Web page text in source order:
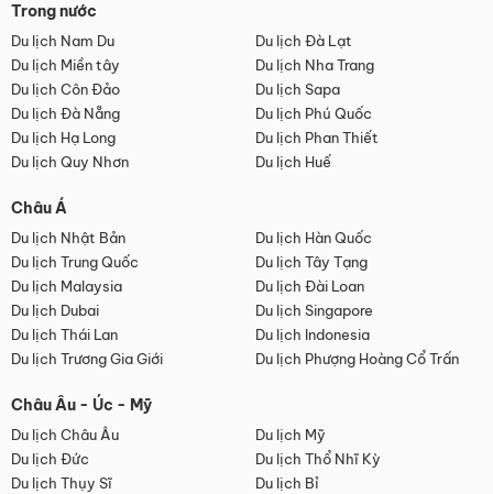
Trong nước
Du lịch Nam Du
Du lịch Đà Lạt
Du lịch Miền tây
Du lịch Nha Trang
Du lịch Côn Đảo
Du lịch Sapa
Du lịch Đà Nẵng
Du lịch Phú Quốc
Du lịch Hạ Long
Du lịch Phan Thiết
Du lịch Quy Nhơn
Du lịch Huế
Châu Á
Du lịch Nhật Bản
Du lịch Hàn Quốc
Du lịch Trung Quốc
Du lịch Tây Tạng
Du lịch Malaysia
Du lịch Đài Loan
Du lịch Dubai
Du lịch Singapore
Du lịch Thái Lan
Du lịch Indonesia
Du lịch Trương Gia Giới
Du lịch Phượng Hoàng Cổ Trấn
Châu Âu - Úc - Mỹ
Du lịch Châu Âu
Du lịch Mỹ
Du lịch Đức
Du lịch Thổ Nhĩ Kỳ
Du lịch Thụy Sĩ
Du lịch Bỉ